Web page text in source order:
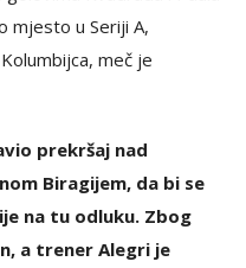
mjesto u Seriji A,
meč je
prekršaj nad
Biragijem, da bi se
na tu odluku. Zbog
a trener Alegri je